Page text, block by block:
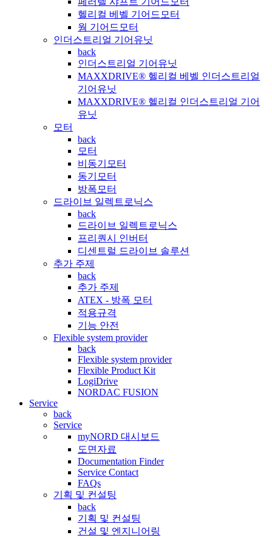
헬리컬 베벨 기어드모터
웜 기어드모터
인더스트리얼 기어유닛
back
인더스트리얼 기어유닛
MAXXDRIVE® 헬리컬 베벨 인더스트리얼
기어유닛
MAXXDRIVE® 헬리컬 인더스트리얼 기어
유닛
모터
back
모터
비동기모터
동기모터
방폭모터
드라이브 일렉트로닉스
back
드라이브 일렉트로닉스
프리퀀시 인버터
디센트럴 드라이브 솔루션
추가 주제
back
추가 주제
ATEX - 방폭 모터
적용규격
기능 안전
Flexible system provider
back
Flexible system provider
Flexible Product Kit
LogiDrive
NORDAC FUSION
Service
back
Service
myNORD 대시보드
도면자료
Documentation Finder
Service Contact
FAQs
기획 및 컨설팅
back
기획 및 컨설팅
건설 및 엔지니어링